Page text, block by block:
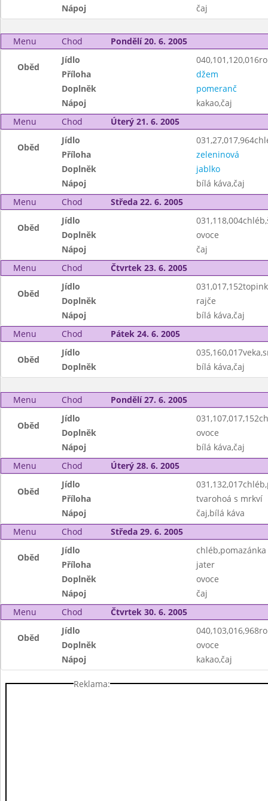
Nápoj
čaj
Menu Chod Pondělí 20. 6. 2005
Oběd
Jídlo
Příloha
džem
Doplněk
pomeranč
Nápoj
kakao,čaj
Menu
Chod Úterý 21. 6. 2005
Oběd
Jídlo
Příloha
zeleninová
Doplněk
jablko
Nápoj
bílá káva,čaj
Menu
Chod Středa 22. 6. 2005
Oběd
Jídlo
Doplněk
ovoce
Nápoj
čaj
Menu
Chod Čtvrtek 23. 6. 2005
Oběd
Jídlo
Doplněk
rajče
Nápoj
bílá káva,čaj
Menu
Chod Pátek 24. 6. 2005
Oběd
Jídlo
Doplněk
bílá káva,čaj
Menu Chod Pondělí 27. 6. 2005
Oběd
Jídlo
Doplněk
ovoce
Nápoj
bílá káva,čaj
Menu
Chod Úterý 28. 6. 2005
Oběd
Jídlo
Příloha
tvarohoá s mrkví
Nápoj
čaj,bílá káva
Menu
Chod Středa 29. 6. 2005
Oběd
Jídlo
Příloha
jater
Doplněk
ovoce
Nápoj
čaj
Menu
Chod Čtvrtek 30. 6. 2005
Oběd
Jídlo
Doplněk
ovoce
Nápoj
kakao,čaj
Reklama: